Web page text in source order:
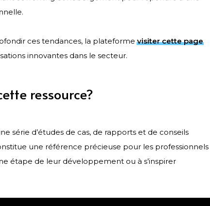
ces tendances, la plateformevisiter cette page
innovantes dans le secteur.
ressource?
série d’études de cas, de rapports et de conseils
une référence précieuse pour les professionnels
étape de leur développement ou à s’inspirer